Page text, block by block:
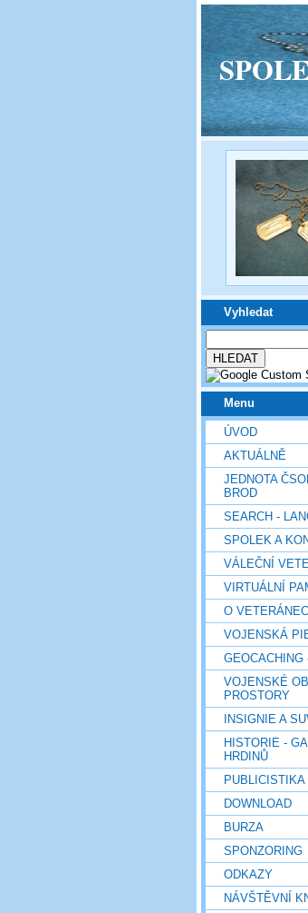
Vyhledat
Menu
ÚVOD
AKTUÁLNĚ
JEDNOTA
BROD
SEARCH -
SPOLEK A
VÁLEČNÍ
VIRTUÁLNÍ
O
VOJENSKÁ
GEOCACHING
VOJENSKÉ
PROSTORY
INSIGNIE A
HISTORIE -
HRDINŮ
DOWNLOAD
BURZA
SPONZORING
ODKAZY
NÁVŠTĚVNÍ